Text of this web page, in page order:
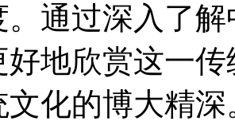
。通过深入了
好地欣赏这一
文化的博大精